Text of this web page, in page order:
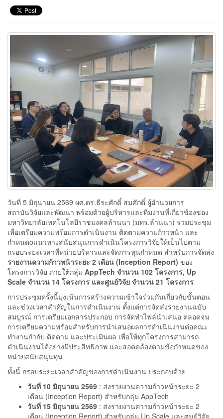
วันที่ 5 มิถุนายน 2569 ผศ.ดร.ธีระศักดิ์ สมศักดิ์ ผู้อำนวยการ
สถาบันวิจัยและพัฒนา พร้อมด้วยผู้บริหารและทีมงานที่เกี่ยวข้องของ
มหาวิทยาลัยเทคโนโลยีราชมงคลล้านนา (มทร.ล้านนา) ร่วมประชุม
เพื่อเตรียมความพร้อมการดำเนินงาน ติดตามความก้าวหน้า และ
กำหนดoแนวทางสนับสนุนการดำเนินโครงการวิจัยให้เป็นไปตาม
กรอบระยะเวลาที่หน่วยบริหารและจัดการทุนกำหนด สำหรับการจัดส่ง
รายงานความก้าวหน้าระยะ 2 เดือน (Inception Report) ของ
โครงการวิจัย ภายใต้กลุ่ม AppTech จำนวน 102 โครงการ, Up
Scale จำนวน 14 โครงการ และศูนย์วิจัย จำนวน 21 โครงการ
การประชุมครั้งนี้มุ่งเน้นการสร้างความเข้าใจร่วมกันเกี่ยวกับขั้นตอน
และช่วงเวลาสำคัญในการดำเนินงาน ตั้งแต่การจัดส่งรายงานฉบับ
สมบูรณ์ การเตรียมเอกสารประกอบ การจัดทำไฟล์นำเสนอ ตลอดจน
การเตรียมความพร้อมสำหรับการนำเสนอผลการดำเนินงานต่อคณะ
ทำงานกำกับ ติดตาม และประเมินผล เพื่อให้ทุกโครงการสามารถ
ดำเนินงานได้อย่างมีประสิทธิภาพ และสอดคล้องตามข้อกำหนดของ
หน่วยสนับสนุนทุน
ทั้งนี้ กรอบระยะเวลาสำคัญของการดำเนินงาน ประกอบด้วย
วันที่ 10 มิถุนายน 2569 : ส่งรายงานความก้าวหน้าระยะ 2
เดือน (Inception Report) สำหรับกลุ่ม AppTech
วันที่ 15 มิถุนายน 2569 : ส่งรายงานความก้าวหน้าระยะ 2